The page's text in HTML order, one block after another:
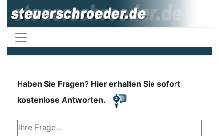
Haben Sie Fragen? Hier erhalten Sie sofort
kostenlose Antworten.